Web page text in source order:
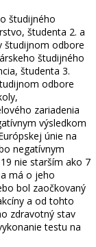
študijného
študenta 2. a
študijnom odbore
študijného
študenta 3.
odbore
zariadenia
výsledkom
únie na
negatívnym
nie starším ako 7
má o jeho
bol zaočkovaný
a od tohto
zdravotný stav
testu na